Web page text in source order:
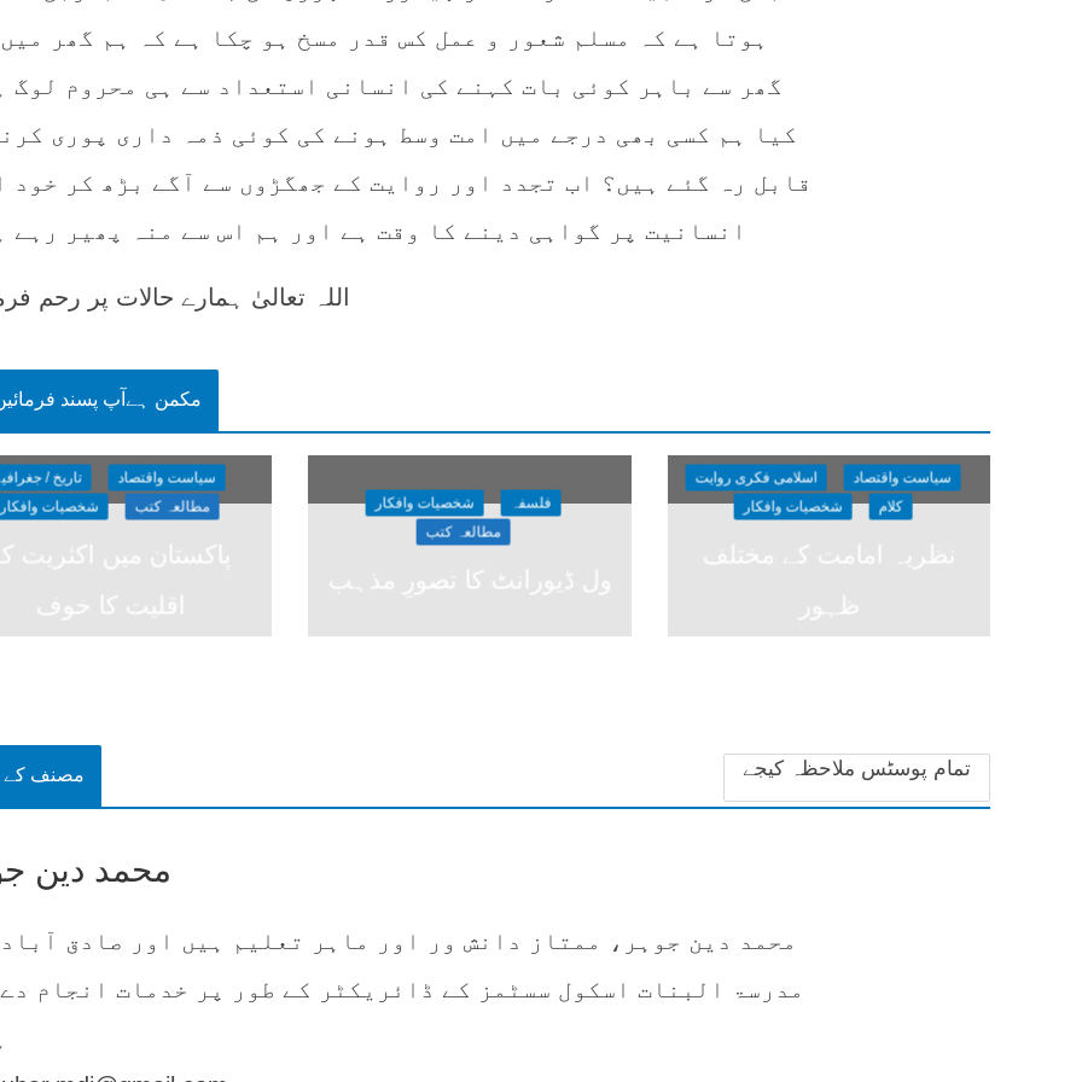
ہوتا ہے کہ مسلم شعور و عمل کس قدر مسخ ہو چکا ہے کہ ہم گھر میں
گھر سے باہر کوئی بات کہنے کی انسانی استعداد سے ہی محروم لوگ
کیا ہم کسی بھی درجے میں امت وسط ہونے کی کوئی ذمہ داری پوری
قابل رہ گئے ہیں؟ اب تجدد اور روایت کے جھگڑوں سے آگے بڑھ کر خود
انسانیت پر گواہی دینے کا وقت ہے اور ہم اس سے منہ پھیر رہے
اللہ تعالیٰ ہمارے حالات پر رحم
مکمن ہےآپ پسند
تاریخ /
سیاست واقتصاد
شخصیات وافکار
مطالعہ کتب
پاکستان میں اکثریت
اقلیت کا خوف
شخصیات وافکار
فلسفہ
مطالعہ کتب
ول ڈیورانٹ کا تصورِ مذہب
اسلامی فکری روایت
سیاست واقتصاد
شخصیات وافکار
کلام
نظریہ امامت کے مختلف
ظہور
مصنف کے تمام پوسٹس ملاحظہ کیجے
محمد دین
محمد دین جوہر، ممتاز دانش ور اور ماہر تعلیم ہیں اور صادق
مدرسۃ البنات اسکول سسٹمز کے ڈائریکٹر کے طور پر خدمات انجام